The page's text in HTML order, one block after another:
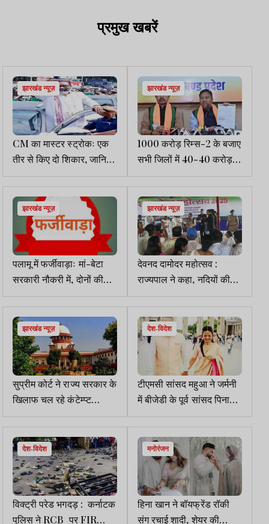
प्रमुख खबरें
झारखंड न्यूज़
CM का मास्टर स्ट्रोकः एक
तीर से किए दो शिकार, जानिए
क्या है मामला
झारखंड न्यूज़
1000 करोड़ रिम्स-2 के बजाए
सभी जिलों में 40-40 करोड़ के
अस्पताल बनाये सरकार:
भाजपा
झारखंड न्यूज़
पलामू में फर्जीवाड़ाः मां-बेटा
सरकारी नौकरी में, दोनों की
उम्र में महज 2 साल का अंतर !
झारखंड न्यूज़
देवनद दामोदर महोत्सव :
राज्यपाल ने कहा, नदियों की
स्वच्छता के लिए जनभागीदारी
बेहद जरूरी
झारखंड न्यूज़
सुप्रीम कोर्ट ने राज्य सरकार के
खिलाफ चल रहे कंटेम्प्ट
पीटिशन के फैसले पर रोक
लगायी
देश-विदेश
टीएमसी सांसद महुआ ने जर्मनी
में बीजेडी के पूर्व सांसद पिनाकी
मिश्रा से विवाह रचाया
देश-विदेश
विक्ट्री परेड भगदड़ : कर्नाटक
पुलिस ने RCB पर FIR
मनोरंजन
हिना खान ने बॉयफ्रेंड रॉकी
संग रचाई शादी, शेयर की